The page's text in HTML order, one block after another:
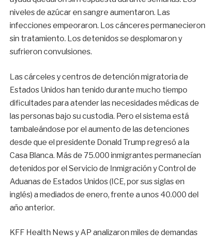
niveles de azúcar en sangre aumentaron. Las
infecciones empeoraron. Los cánceres permanecieron
sin tratamiento. Los detenidos se desplomaron y
sufrieron convulsiones.
Las cárceles y centros de detención migratoria de
Estados Unidos han tenido durante mucho tiempo
dificultades para atender las necesidades médicas de
las personas bajo su custodia. Pero el sistema está
tambaleándose por el aumento de las detenciones
desde que el presidente Donald Trump regresó a la
Casa Blanca. Más de 75.000 inmigrantes permanecían
detenidos por el Servicio de Inmigración y Control de
Aduanas de Estados Unidos (ICE, por sus siglas en
inglés) a mediados de enero, frente a unos 40.000 del
año anterior.
KFF Health News y AP analizaron miles de demandas